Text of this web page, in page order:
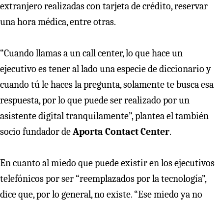
extranjero realizadas con tarjeta de crédito, reservar
una hora médica, entre otras.
“Cuando llamas a un call center, lo que hace un
ejecutivo es tener al lado una especie de diccionario y
cuando tú le haces la pregunta, solamente te busca esa
respuesta, por lo que puede ser realizado por un
asistente digital tranquilamente”, plantea el también
socio fundador deAporta Contact Center.
En cuanto al miedo que puede existir en los ejecutivos
telefónicos por ser “reemplazados por la tecnología”,
dice que, por lo general, no existe. “Ese miedo ya no